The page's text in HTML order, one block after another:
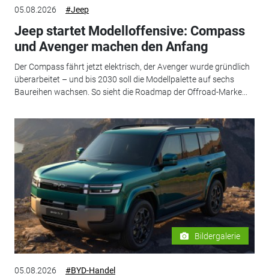
05.08.2026 #Jeep
Jeep startet Modelloffensive: Compass
und Avenger machen den Anfang
Der Compass fährt jetzt elektrisch, der Avenger wurde gründlich
überarbeitet – und bis 2030 soll die Modellpalette auf sechs
Baureihen wachsen. So sieht die Roadmap der Offroad-Marke...
Bildergalerie
05.08.2026 #BYD-Handel